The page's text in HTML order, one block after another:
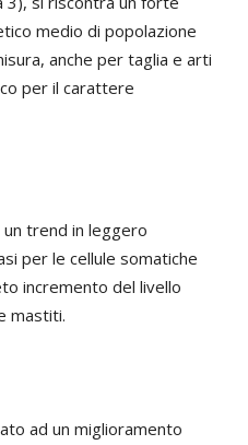
medio di popolazione
anche per taglia e arti
per il carattere
trend in leggero
per le cellule somatiche
incremento del livello
mastiti.
ad un miglioramento